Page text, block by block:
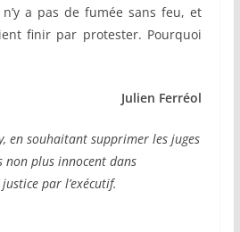
a pas de fumée sans feu, et
finir par protester. Pourquoi
Julien Ferréol
en souhaitant supprimer les juges
non plus innocent dans
par l’exécutif.